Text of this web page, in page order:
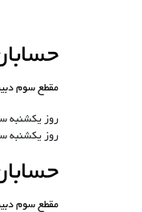
مقطع سوم
روز یکشنبه ساعت 7:45
روز یکشنبه ساعت 7:45
مقطع سوم